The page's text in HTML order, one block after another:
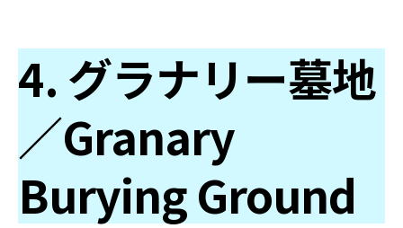
4. グラナリー墓地
／Granary
Burying Ground